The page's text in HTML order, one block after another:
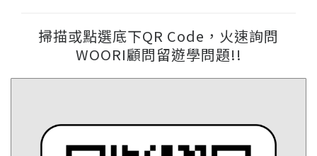
掃描或點選底下QR Code，火速詢問
WOORI顧問留遊學問題!!